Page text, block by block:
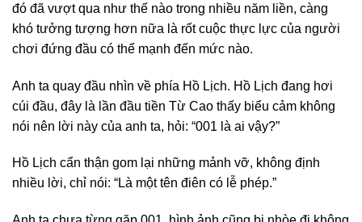
đó đã vượt qua như thế nào trong nhiều năm liền, càng
khó tưởng tượng hơn nữa là rốt cuộc thực lực của người
chơi đứng đầu có thể mạnh đến mức nào.
Anh ta quay đầu nhìn về phía Hồ Lịch. Hồ Lịch đang hơi
cúi đầu, đây là lần đầu tiền Từ Cao thấy biểu cảm không
nói nên lời này của anh ta, hỏi: “001 là ai vậy?”
Hồ Lịch cẩn thận gom lại những mảnh vỡ, không định
nhiều lời, chỉ nói: “Là một tên điên có lễ phép.”